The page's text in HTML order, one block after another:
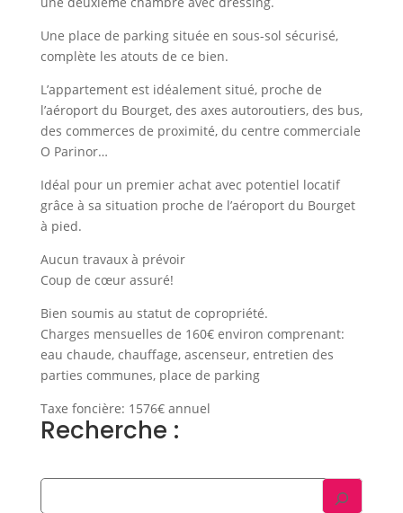
Une place de parking située en sous-sol sécurisé,
complète les atouts de ce bien.
L’appartement est idéalement situé, proche de
l’aéroport du Bourget, des axes autoroutiers, des bus,
des commerces de proximité, du centre commerciale
O Parinor…
Idéal pour un premier achat avec potentiel locatif
grâce à sa situation proche de l’aéroport du Bourget
à pied.
Aucun travaux à prévoir
Coup de cœur assuré!
Bien soumis au statut de copropriété.
Charges mensuelles de 160€ environ comprenant:
eau chaude, chauffage, ascenseur, entretien des
parties communes, place de parking
Taxe foncière: 1576€ annuel
Recherche :